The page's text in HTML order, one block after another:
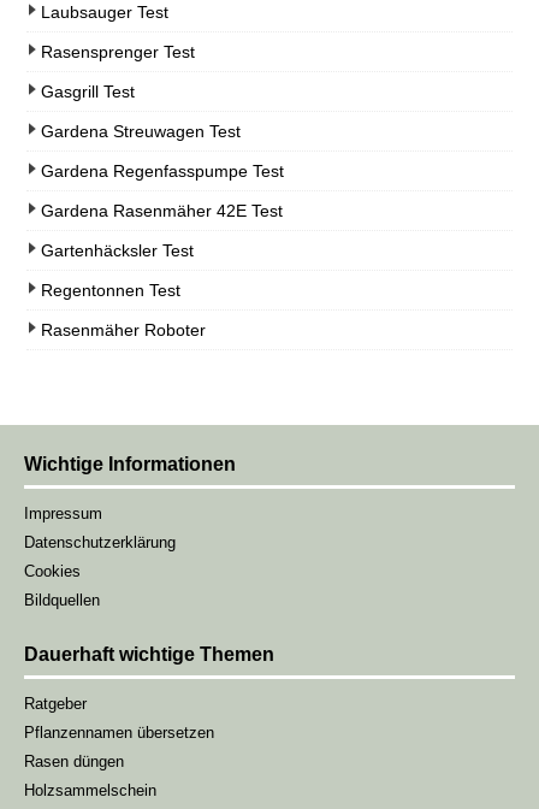
Laubsauger Test
Rasensprenger Test
Gasgrill Test
Gardena Streuwagen Test
Gardena Regenfasspumpe Test
Gardena Rasenmäher 42E Test
Gartenhäcksler Test
Regentonnen Test
Rasenmäher Roboter
Wichtige Informationen
Impressum
Datenschutzerklärung
Cookies
Bildquellen
Dauerhaft wichtige Themen
Ratgeber
Pflanzennamen übersetzen
Rasen düngen
Holzsammelschein